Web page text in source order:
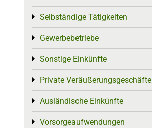
Selbständige Tätigkeiten
Toggle menu
Gewerbebetriebe
Toggle menu
Sonstige Einkünfte
Toggle menu
Private Veräußerungsgeschäfte
Toggle menu
Ausländische Einkünfte
Toggle menu
Vorsorgeaufwendungen
Toggle menu